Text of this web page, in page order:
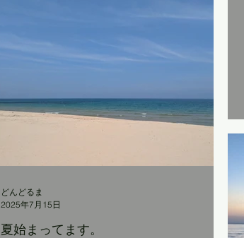
夏始まってます。
どんどるま
2025年7月15日